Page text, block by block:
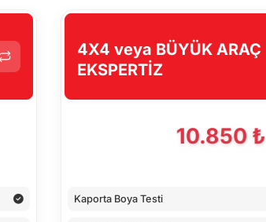
4X4 veya BÜYÜK ARAÇ
EKSPERTİZ
10.850 ₺
Kaporta Boya Testi